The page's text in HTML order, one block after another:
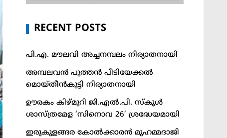
RECENT POSTS
പി.എ. മൗലവി അച്ചനമ്പലം നിര്യാതനായി
അമ്പലവൻ പുത്തൻ പീടിയേക്കൽ
മൊയ്തീൻകുട്ടി നിര്യാതനായി
ഊരകം കിഴ്മുറി ജി.എൽ.പി. സ്കൂൾ
ശാസ്ത്രമേള ‘സിനൊവ 26’ ശ്രദ്ധേയമായി
ഇരുകുളങ്ങര കോൽക്കാരൻ മുഹമ്മദാജി